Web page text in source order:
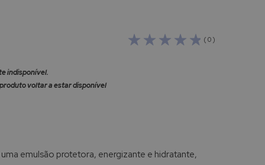
( 0 )
indisponível.
voltar a estar disponível
emulsão protetora, energizante e hidratante,